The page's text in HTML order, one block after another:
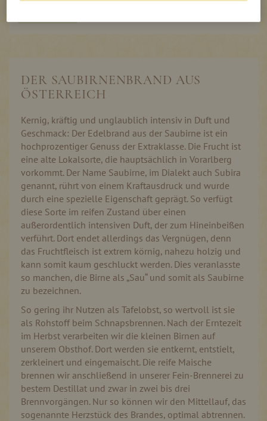
DER SAUBIRNENBRAND AUS
ÖSTERREICH
Kernig, kräftig und unglaublich intensiv in Duft und
Geschmack: Der Edelbrand aus der Saubirne ist ein
hochprozentiger Genuss der Extraklasse. Die Frucht ist
eine alte Lokalsorte, die hauptsächlich in Vorarlberg
vorkommt. Der Name Saubirne, im Dialekt auch Subira
genannt, rührt von einem Kraftausdruck und wurde
durch eine spezielle Eigenschaft geprägt. So verfügt
diese Sorte im reifen Zustand über einen
außerordentlich intensiven Duft, der zum Hineinbeißen
verführt. Dort endet allerdings das Vergnügen, denn
das Fruchtfleisch ist extrem körnig, nahezu holzig und
kann somit kaum geschluckt werden. Dies veranlasste
so manchen, die Birne als „Sau“ und somit als Saubirne
zu bezeichnen.
So gering ihr Nutzen als Tafelobst, so wertvoll ist sie
als Rohstoff beim Schnapsbrennen. Nach der Erntezeit
im Herbst verarbeiten wir die kleinen Birnen auf
unserem Obsthof. Dort werden sie entkernt, entstielt,
zerkleinert und eingemaischt. Die reife Maische
brennen wir anschließend in unserer Fein-Brennerei zu
bestem Destillat und zwar in zwei bis drei
Brennvorgängen. Nur so können wir den Mittellauf, das
sogenannte Herzstück des Brandes, optimal abtrennen.